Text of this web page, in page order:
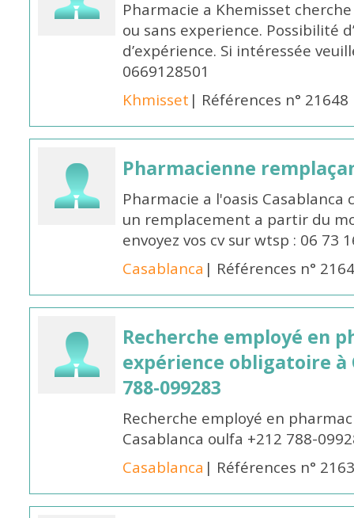
Pharmacie a Khemisset
ou sans experience. Possibilité
d’expérience. Si intéressée
0669128501
Khmisset | Références n° 21648
Pharmacienne
Pharmacie a l'oasis
un remplacement a partir du
envoyez vos cv sur wtsp : 06 73
Casablanca | Références n°
Recherche employé en
expérience obligatoire à
788-099283
Recherche employé en
Casablanca oulfa +212 788-
Casablanca | Références n°